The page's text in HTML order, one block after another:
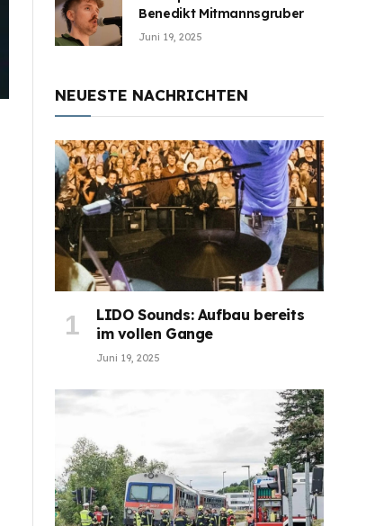
Benedikt Mitmannsgruber
Juni 19, 2025
NEUESTE NACHRICHTEN
LIDO Sounds: Aufbau bereits
im vollen Gange
Juni 19, 2025